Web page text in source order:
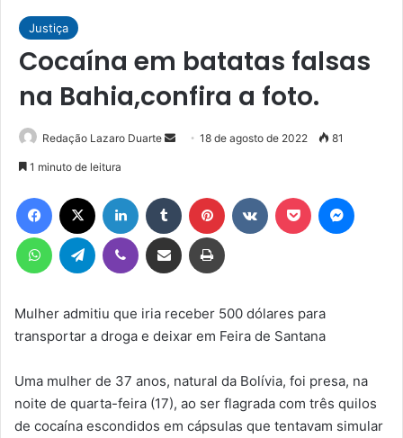
Justiça
Cocaína em batatas falsas
na Bahia,confira a foto.
Redação Lazaro Duarte
Mande
mail
18 de agosto de 2022 81
1 minuto de leitura
Facebook Linkedin Tumblr Pinterest Pocket
WhatsAppTelegram Viber Compartilhar via e-mail Imprimir
Mulher admitiu que iria receber 500 dólares para
transportar a droga e deixar em Feira de Santana
Uma mulher de 37 anos, natural da Bolívia, foi presa, na
noite de quarta-feira (17), ao ser flagrada com três quilos
de cocaína escondidos em cápsulas que tentavam simular